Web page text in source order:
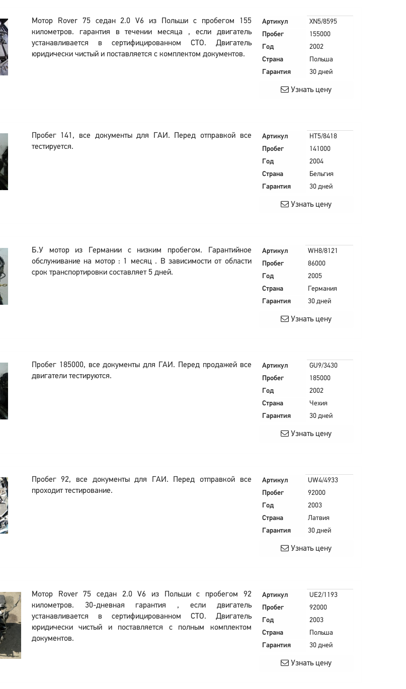
Мотор Rover 75 седан 2.0 V6 из Польши с пробегом 155
километров. гарантия в течении месяца , если двигатель
устанавливается в сертифицированном СТО. Двигатель
юридически чистый и поставляется с комплектом документов.
Артикул
XN5/8595
Пробег
155000
Год
2002
Страна
Польша
Гарантия
30 дней
Узнать цену
Пробег 141, все документы для ГАИ. Перед отправкой все
тестируется.
Артикул
HT5/8418
Пробег
141000
Год
2004
Страна
Бельгия
Гарантия
30 дней
Узнать цену
Б.У мотор из Германии с низким пробегом. Гарантийное
обслуживание на мотор : 1 месяц . В зависимости от области
срок транспортировки составляет 5 дней.
Артикул
WH8/8121
Пробег
86000
Год
2005
Страна
Германия
Гарантия
30 дней
Узнать цену
Пробег 185000, все документы для ГАИ. Перед продажей все
двигатели тестируются.
Артикул
GU9/3430
Пробег
185000
Год
2002
Страна
Чехия
Гарантия
30 дней
Узнать цену
Пробег 92, все документы для ГАИ. Перед отправкой все
проходит тестирование.
Артикул
UW4/4933
Пробег
92000
Год
2003
Страна
Латвия
Гарантия
30 дней
Узнать цену
Мотор Rover 75 седан 2.0 V6 из Польши с пробегом 92
километров. 30-дневная гарантия , если двигатель
устанавливается в сертифицированном СТО. Двигатель
юридически чистый и поставляется с полным комплектом
документов.
Артикул
UE2/1193
Пробег
92000
Год
2003
Страна
Польша
Гарантия
30 дней
Узнать цену